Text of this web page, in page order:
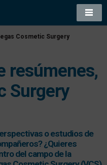
Cosmetic Surgery
resúmenes,
Surgery
o estudios de
¿Quieres
del campo de la